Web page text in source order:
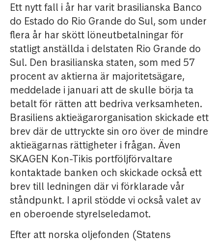
Ett nytt fall i år har varit brasilianska Banco
do Estado do Rio Grande do Sul, som under
flera år har skött löneutbetalningar för
statligt anställda i delstaten Rio Grande do
Sul. Den brasilianska staten, som med 57
procent av aktierna är majoritetsägare,
meddelade i januari att de skulle börja ta
betalt för rätten att bedriva verksamheten.
Brasiliens aktieägarorganisation skickade ett
brev där de uttryckte sin oro över de mindre
aktieägarnas rättigheter i frågan. Även
SKAGEN Kon-Tikis portföljförvaltare
kontaktade banken och skickade också ett
brev till ledningen där vi förklarade vår
ståndpunkt. I april stödde vi också valet av
en oberoende styrelseledamot.
Efter att norska oljefonden (Statens